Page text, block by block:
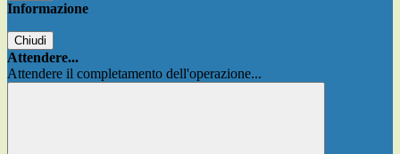
Informazione
Chiudi
Attendere...
Attendere il completamento dell'operazione...